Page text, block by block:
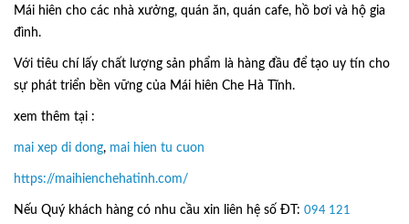
Mái hiên cho các nhà xưởng, quán ăn, quán cafe, hồ bơi và hộ gia
đình.
Với tiêu chí lấy chất lượng sản phẩm là hàng đầu để tạo uy tín cho
sự phát triển bền vững của Mái hiên Che Hà Tĩnh.
xem thêm tại :
mai xep di dong, mai hien tu cuon
https://maihienchehatinh.com/
Nếu Quý khách hàng có nhu cầu xin liên hệ số ĐT: 094 121